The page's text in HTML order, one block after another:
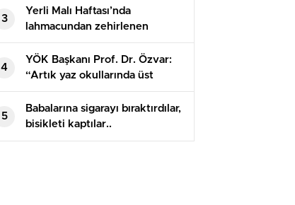
konuştu
3
Yerli Malı Haftası’nda
lahmacundan zehirlenen
öğrenciler hastaneye kaldırıldı!
4
YÖK Başkanı Prof. Dr. Özvar:
“Artık yaz okullarında üst
sınıflardan da ders alınabilmeli”
5
Babalarına sigarayı bıraktırdılar,
bisikleti kaptılar..